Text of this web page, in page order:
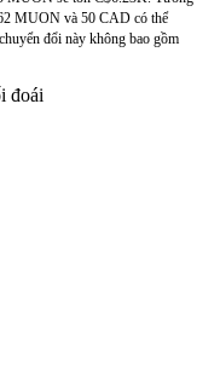
MUON và 50 CAD có thể
đổi này không bao gồm
đoái